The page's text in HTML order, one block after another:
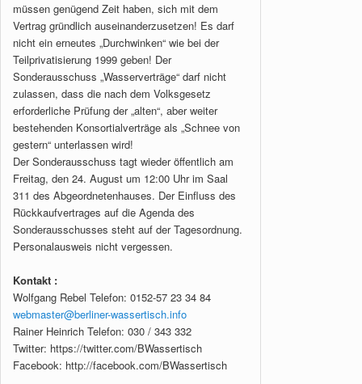
müssen genügend Zeit haben, sich mit dem
Vertrag gründlich auseinanderzusetzen! Es darf
nicht ein erneutes „Durchwinken“ wie bei der
Teilprivatisierung 1999 geben! Der
Sonderausschuss „Wasserverträge“ darf nicht
zulassen, dass die nach dem Volksgesetz
erforderliche Prüfung der „alten“, aber weiter
bestehenden Konsortialverträge als „Schnee von
gestern“ unterlassen wird!
Der Sonderausschuss tagt wieder öffentlich am
Freitag, den 24. August um 12:00 Uhr im Saal
311 des Abgeordnetenhauses. Der Einfluss des
Rückkaufvertrages auf die Agenda des
Sonderausschusses steht auf der Tagesordnung.
Personalausweis nicht vergessen.
Kontakt :
Wolfgang Rebel Telefon: 0152-57 23 34 84
webmaster@berliner-wassertisch.info
Rainer Heinrich Telefon: 030 / 343 332
Twitter: https://twitter.com/BWassertisch
Facebook: http://facebook.com/BWassertisch